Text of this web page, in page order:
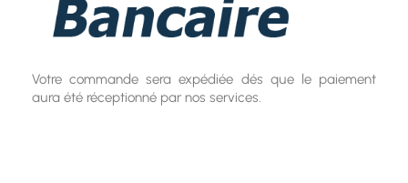
Votre commande sera expédiée dés que le paiement
aura été réceptionné par nos services.